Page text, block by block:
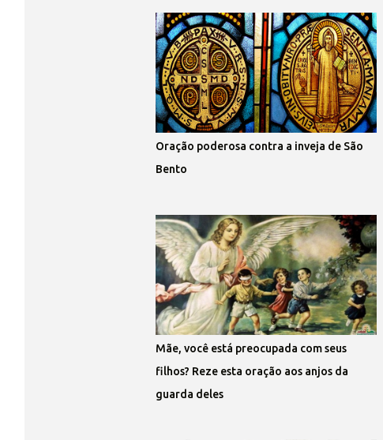
Oração poderosa contra a inveja de São
Bento
Mãe, você está preocupada com seus
filhos? Reze esta oração aos anjos da
guarda deles